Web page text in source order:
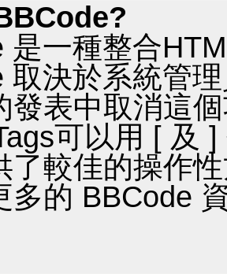
是一種整合
取決於系統管
發表中取消這
可以用 [ 及
了較佳的操作
多的 BBCode